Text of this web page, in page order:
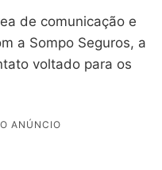
de comunicação e
a Sompo Seguros, a
voltado para os